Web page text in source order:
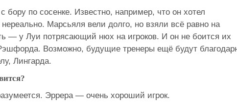
бору по сосенке. Известно, например, что он хотел
Марсьяля вели долго, но взяли всё равно на
— у Луи потрясающий нюх на игроков. И он не боится их
Рэшфорда. Возможно, будущие тренеры ещё будут
Лингарда.
Эррера — очень хороший игрок.